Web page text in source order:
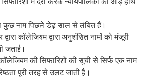
में देरी करके न्यायपालिका को आड़े हाथ
कुछ नाम पिछले डेढ़ साल से लंबित हैं।
कॉलेजियम द्वारा अनुशंसित नामों को मंजूरी
जताई।
की सिफारिशों की सूची से सिर्फ एक नाम
पूरी तरह से उलट जाती है।